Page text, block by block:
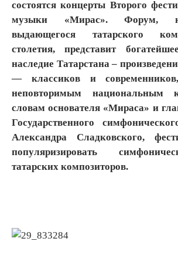
состоятся концерты Второго
музыки «Мирас». Форум,
выдающегося татарского
столетия, представит
наследие Татарстана –
— классиков и
неповторимым национальным
словам основателя «Мираса» и
Государственного
Александра Сладковского,
популяризировать
татарских композиторов.